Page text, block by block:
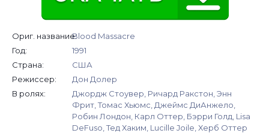
Ориг. название:Blood Massacre
Год:
1991
Страна:
США
Режиссер:
Дон Долер
В ролях:
Джордж Стоувер, Ричард Ракстон, Энн
Фрит, Томас Хьюмс, Джеймс ДиАнжело,
Робин Лондон, Карл Оттер, Бэрри Голд, Lisa
DeFuso, Тед Хаким, Lucille Joile, Херб Оттер